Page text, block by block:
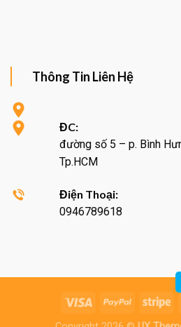
Thông Tin Liên Hệ
ĐC:
đường số 5 – p. Bình
Tp.HCM
Điện Thoại:
0946789618